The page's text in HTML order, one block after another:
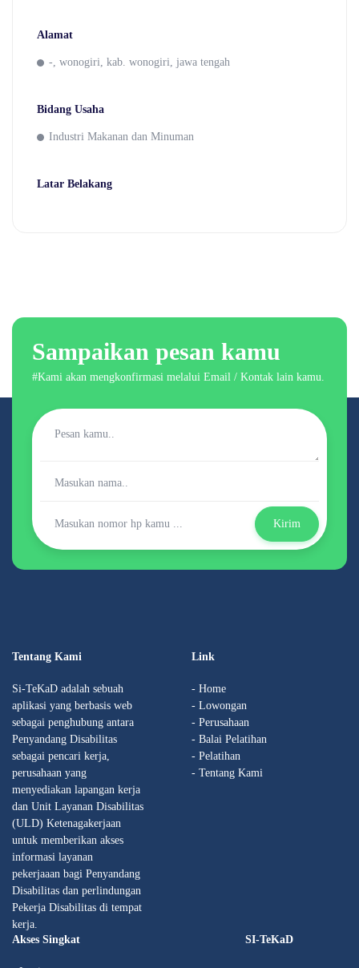
Alamat
-, wonogiri, kab. wonogiri, jawa tengah
Bidang Usaha
Industri Makanan dan Minuman
Latar Belakang
Sampaikan pesan kamu
#Kami akan mengkonfirmasi melalui Email / Kontak lain kamu.
Kirim
Tentang Kami
Si-TeKaD adalah sebuah
aplikasi yang berbasis web
sebagai penghubung antara
Penyandang Disabilitas
sebagai pencari kerja,
perusahaan yang
menyediakan lapangan kerja
dan Unit Layanan Disabilitas
(ULD) Ketenagakerjaan
untuk memberikan akses
informasi layanan
pekerjaaan bagi Penyandang
Disabilitas dan perlindungan
Pekerja Disabilitas di tempat
kerja.
Link
- Home
- Lowongan
- Perusahaan
- Balai Pelatihan
- Pelatihan
- Tentang Kami
Akses Singkat SI-TeKaD